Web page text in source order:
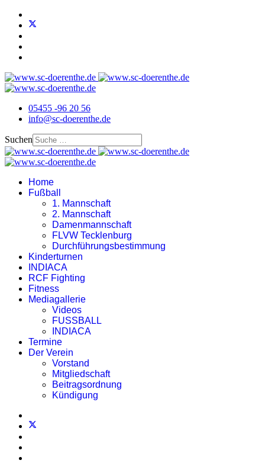
05455 -96 20 56
info@sc-doerenthe.de
Suchen
Home
Fußball
1. Mannschaft
2. Mannschaft
Damenmannschaft
FLVW Tecklenburg
Durchführungsbestimmung
Kinderturnen
INDIACA
RCF Fighting
Fitness
Mediagallerie
Videos
FUSSBALL
INDIACA
Termine
Der Verein
Vorstand
Mitgliedschaft
Beitragsordnung
Kündigung